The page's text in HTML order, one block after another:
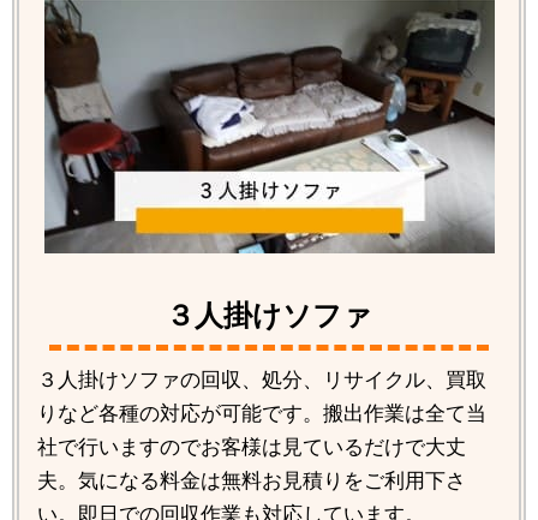
３人掛けソファ
３人掛けソファの回収、処分、リサイクル、買取
りなど各種の対応が可能です。搬出作業は全て当
社で行いますのでお客様は見ているだけで大丈
夫。気になる料金は無料お見積りをご利用下さ
い。即日での回収作業も対応しています。